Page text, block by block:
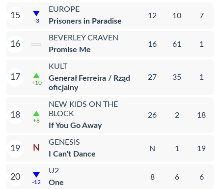
15
-3
EUROPE
Prisoners in Paradise
12 10 7
16
BEVERLEY CRAVEN
Promise Me
16 61 1
17
+10
KULT
Generał Ferreira / Rząd
oficjalny
27 35 1
18
+8
NEW KIDS ON THE
BLOCK
If You Go Away
26 2 18
19 N
GENESIS
I Can't Dance
N 1 19
20
-12
U2
One
8 6 6